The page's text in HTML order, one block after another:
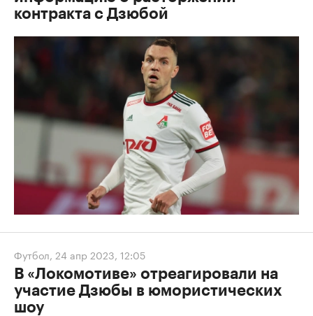
контракта с Дзюбой
Футбол, 24 апр 2023, 12:05
В «Локомотиве» отреагировали на
участие Дзюбы в юмористических
шоу